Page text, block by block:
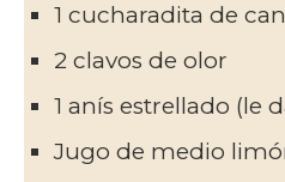
1 cucharadita de
2 clavos de olor
1 anís estrellado (le
Jugo de medio